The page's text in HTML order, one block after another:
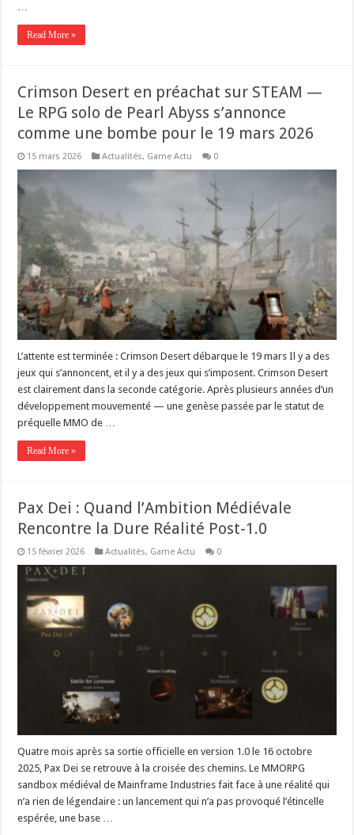
…
Read More »
Crimson Desert en préachat sur STEAM —
Le RPG solo de Pearl Abyss s’annonce
comme une bombe pour le 19 mars 2026
15 mars 2026 Actualités, Game Actu 0
L’attente est terminée : Crimson Desert débarque le 19 mars Il y a des
jeux qui s’annoncent, et il y a des jeux qui s’imposent. Crimson Desert
est clairement dans la seconde catégorie. Après plusieurs années d’un
développement mouvementé — une genèse passée par le statut de
préquelle MMO de …
Read More »
Pax Dei : Quand l’Ambition Médiévale
Rencontre la Dure Réalité Post-1.0
15 février 2026 Actualités, Game Actu 0
Quatre mois après sa sortie officielle en version 1.0 le 16 octobre
2025, Pax Dei se retrouve à la croisée des chemins. Le MMORPG
sandbox médiéval de Mainframe Industries fait face à une réalité qui
n’a rien de légendaire : un lancement qui n’a pas provoqué l’étincelle
espérée, une base …